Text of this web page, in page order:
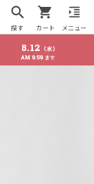
探す カート メニュー